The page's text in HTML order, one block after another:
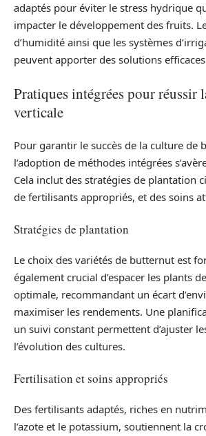
adaptés pour éviter le stress hydrique
impacter le développement des fruits.
d’humidité ainsi que les systèmes
peuvent apporter des solutions
Pratiques intégrées pour réussir
verticale
Pour garantir le succès de la culture de
l’adoption de méthodes intégrées
Cela inclut des stratégies de plantation
de fertilisants appropriés, et des soins
Stratégies de plantation
Le choix des variétés de butternut est
également crucial d’espacer les plants
optimale, recommandant un écart
maximiser les rendements. Une
un suivi constant permettent d’ajuster
l’évolution des cultures.
Fertilisation et soins appropriés
Des fertilisants adaptés, riches en
l’azote et le potassium, soutiennent la